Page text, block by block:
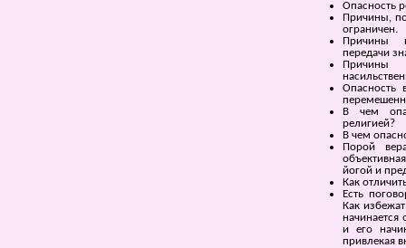
Опасность
Причины,
ограничен.
Причины
передачи
Причины
Опасность
В чем
религией?
В чем
Порой
йогой и
Как
Есть
Как
начинается
и его
привлекая